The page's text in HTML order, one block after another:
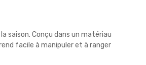
saison. Conçu dans un matériau
facile à manipuler et à ranger